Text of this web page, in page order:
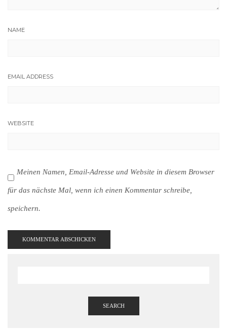
NAME
EMAIL ADDRESS
WEBSITE
Meinen Namen, Email-Adresse und Website in diesem Browser
für das nächste Mal, wenn ich einen Kommentar schreibe,
speichern.
SEARCH